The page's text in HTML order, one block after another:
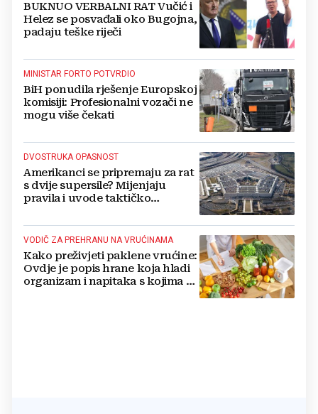
BUKNUO VERBALNI RAT Vučić i
Helez se posvađali oko Bugojna,
padaju teške riječi
MINISTAR FORTO POTVRDIO
BiH ponudila rješenje Europskoj
komisiji: Profesionalni vozači ne
mogu više čekati
DVOSTRUKA OPASNOST
Amerikanci se pripremaju za rat
s dvije supersile? Mijenjaju
pravila i uvode taktičko
VODIČ ZA PREHRANU NA VRUĆINAMA
Kako preživjeti paklene vrućine:
Ovdje je popis hrane koja hladi
organizam i napitaka s kojima si